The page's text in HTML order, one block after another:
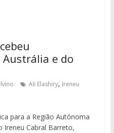
e do
Ali Elashiry, Ireneu
para a Região Autónoma
Ireneu Cabral Barreto,